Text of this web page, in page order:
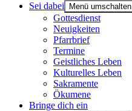
Sei dabei
Menü umschalten
Got­tes­dienst
Neu­ig­kei­ten
Pfarr­brief
Ter­mi­ne
Geist­li­ches Leben
Kul­tu­rel­les Leben
Sakra­men­te
Öku­me­ne
Brin­ge dich ein